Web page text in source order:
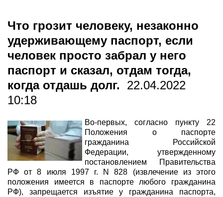
Что грозит человеку, незаконно
удерживающему паспорт, если
человек просто забрал у него
паспорт и сказал, отдам тогда,
когда отдашь долг. 22.04.2022
10:18
Во-первых, согласно пункту 22
Положения о паспорте
гражданина Российской
Федерации, утвержденному
постановлением Правительства
РФ от 8 июля 1997 г. N 828 (извлечение из этого
положения имеется в паспорте любого гражданина
РФ), запрещается изъятие у гражданина паспорта,